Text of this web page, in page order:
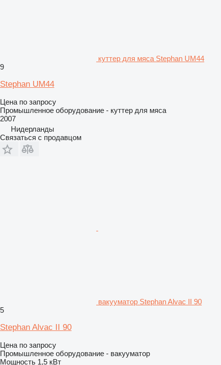
куттер для мяса Stephan UM44
9
Stephan UM44
Цена по запросу
Промышленное оборудование - куттер для мяса
2007
Нидерланды
Связаться с продавцом
вакууматор Stephan Alvac II 90
5
Stephan Alvac II 90
Цена по запросу
Промышленное оборудование - вакууматор
Мощность 1,5 кВт